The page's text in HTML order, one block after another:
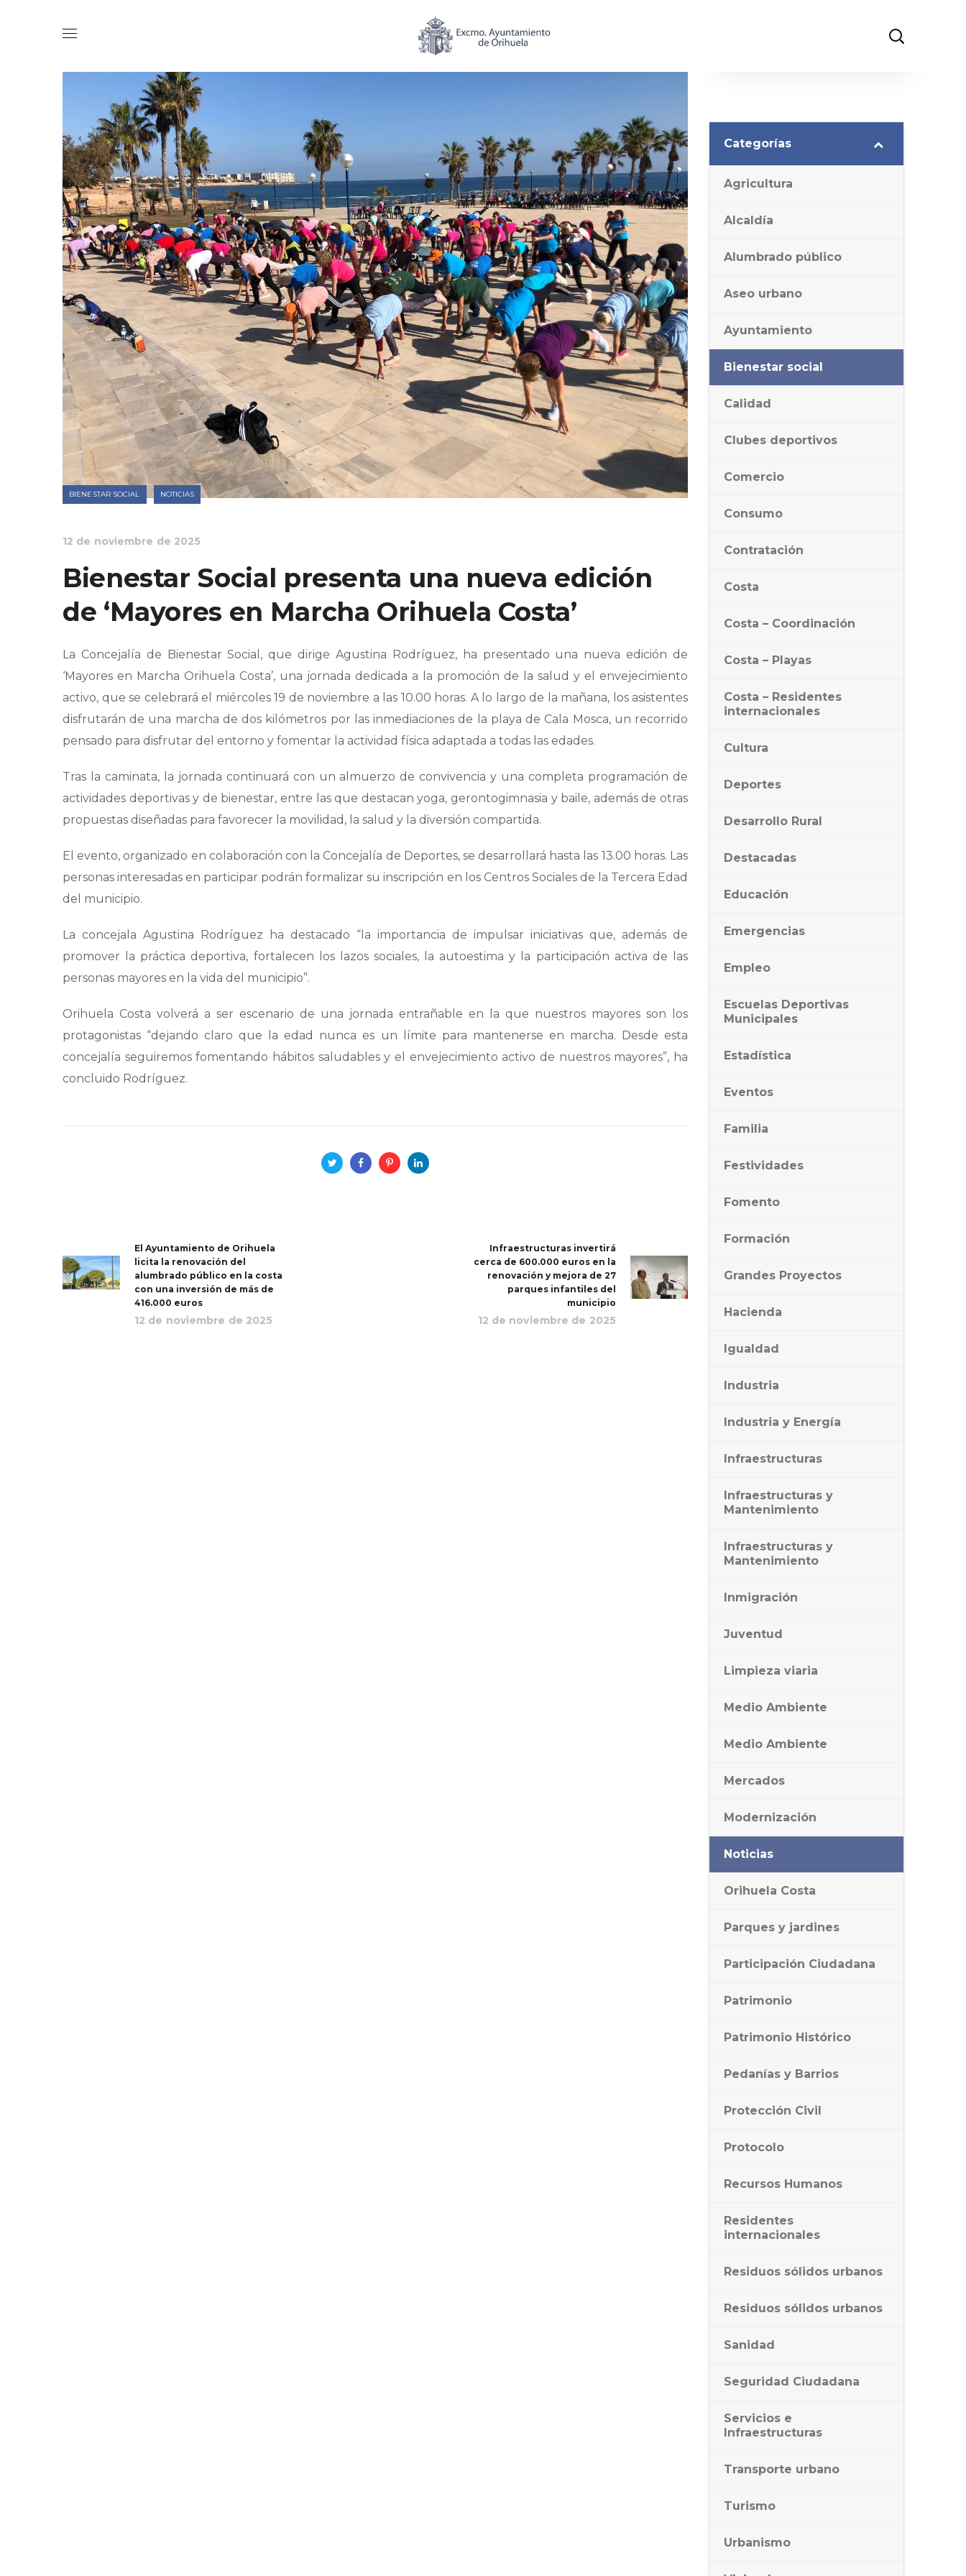
BIENESTAR SOCIAL NOTICIAS
12 de noviembre de 2025
Bienestar Social presenta una nueva edición
de ‘Mayores en Marcha Orihuela Costa’
La Concejalía de Bienestar Social, que dirige Agustina Rodríguez, ha presentado una nueva edición de
‘Mayores en Marcha Orihuela Costa’, una jornada dedicada a la promoción de la salud y el envejecimiento
activo, que se celebrará el miércoles 19 de noviembre a las 10.00 horas. A lo largo de la mañana, los asistentes
disfrutarán de una marcha de dos kilómetros por las inmediaciones de la playa de Cala Mosca, un recorrido
pensado para disfrutar del entorno y fomentar la actividad física adaptada a todas las edades.
Tras la caminata, la jornada continuará con un almuerzo de convivencia y una completa programación de
actividades deportivas y de bienestar, entre las que destacan yoga, gerontogimnasia y baile, además de otras
propuestas diseñadas para favorecer la movilidad, la salud y la diversión compartida.
El evento, organizado en colaboración con la Concejalía de Deportes, se desarrollará hasta las 13.00 horas. Las
personas interesadas en participar podrán formalizar su inscripción en los Centros Sociales de la Tercera Edad
del municipio.
La concejala Agustina Rodríguez ha destacado “la importancia de impulsar iniciativas que, además de
promover la práctica deportiva, fortalecen los lazos sociales, la autoestima y la participación activa de las
personas mayores en la vida del municipio”.
Orihuela Costa volverá a ser escenario de una jornada entrañable en la que nuestros mayores son los
protagonistas “dejando claro que la edad nunca es un límite para mantenerse en marcha. Desde esta
concejalía seguiremos fomentando hábitos saludables y el envejecimiento activo de nuestros mayores”, ha
concluido Rodríguez.
El Ayuntamiento de Orihuela
licita la renovación del
alumbrado público en la costa
con una inversión de más de
416.000 euros
12 de noviembre de 2025
Infraestructuras invertirá
cerca de 600.000 euros en la
renovación y mejora de 27
parques infantiles del
municipio
12 de noviembre de 2025
Categorías
Agricultura
Alcaldía
Alumbrado público
Aseo urbano
Ayuntamiento
Bienestar social
Calidad
Clubes deportivos
Comercio
Consumo
Contratación
Costa
Costa – Coordinación
Costa – Playas
Costa – Residentes
internacionales
Cultura
Deportes
Desarrollo Rural
Destacadas
Educación
Emergencias
Empleo
Escuelas Deportivas
Municipales
Estadística
Eventos
Familia
Festividades
Fomento
Formación
Grandes Proyectos
Hacienda
Igualdad
Industria
Industria y Energía
Infraestructuras
Infraestructuras y
Mantenimiento
Infraestructuras y
Mantenimiento
Inmigración
Juventud
Limpieza viaria
Medio Ambiente
Medio Ambiente
Mercados
Modernización
Noticias
Orihuela Costa
Parques y jardines
Participación Ciudadana
Patrimonio
Patrimonio Histórico
Pedanías y Barrios
Protección Civil
Protocolo
Recursos Humanos
Residentes
internacionales
Residuos sólidos urbanos
Residuos sólidos urbanos
Sanidad
Seguridad Ciudadana
Servicios e
Infraestructuras
Transporte urbano
Turismo
Urbanismo